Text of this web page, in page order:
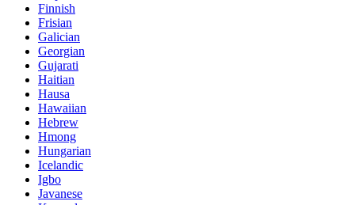
Finnish
Frisian
Galician
Georgian
Gujarati
Haitian
Hausa
Hawaiian
Hebrew
Hmong
Hungarian
Icelandic
Igbo
Javanese